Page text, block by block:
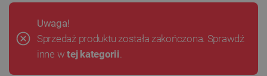
Uwaga!
Sprzedaż produktu została zakończona. Sprawdź
inne wtej kategorii.